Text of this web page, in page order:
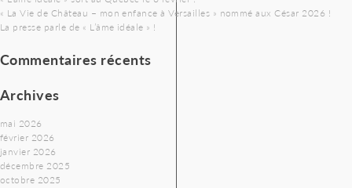
« La Vie de Château – mon enfance à Versailles » nommé aux César 2026 !
La presse parle de « L’âme idéale » !
Commentaires récents
Archives
mai 2026
février 2026
janvier 2026
décembre 2025
octobre 2025